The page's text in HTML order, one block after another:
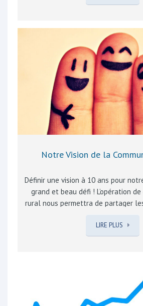
la commune La structure de
occupants possèdent plus d’un
de communes voisines pour
les camions à destination des
premiers, selon la situation,
en commun, le co-voiturage
de véhicules…
Notre Vision de la
Définir une vision à 10 ans pour
grand et beau défi ! L’opération
rural nous permettra de partager
l’avenir de votre Commune, au-delà
Commission Locale pour le
réflexion et de participation
souhaite avancer des « dimensions
yeux pour améliorer vos conditions
LIRE PLUS